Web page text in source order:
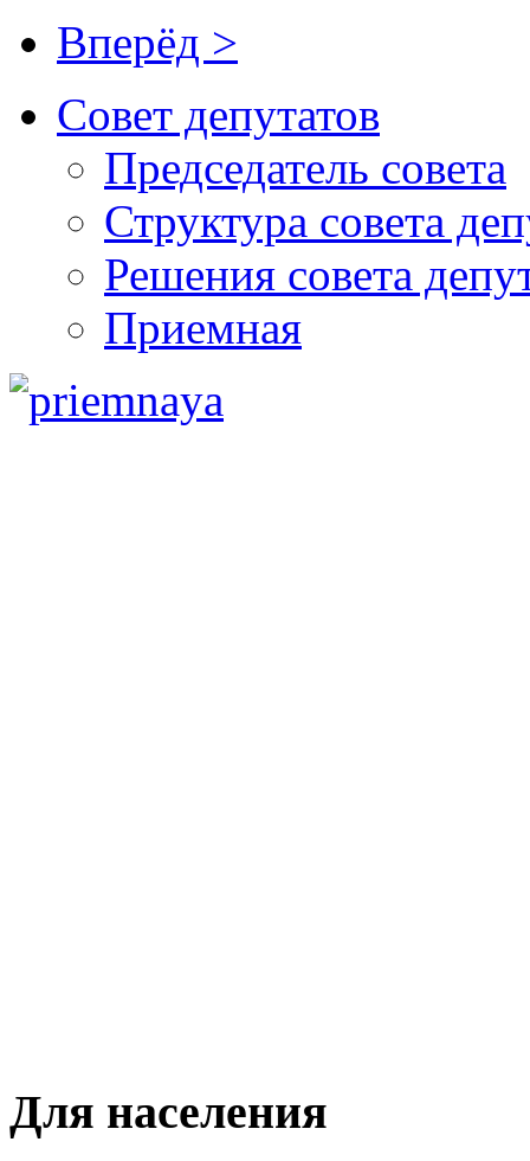
Вперёд >
Совет депутатов
Председатель совета
Структура совета
Решения совета
Приемная
Для населения